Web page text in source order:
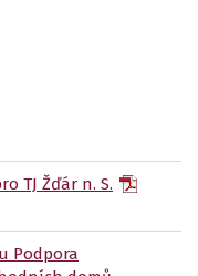
TJ Žďár n. S.
Podpora